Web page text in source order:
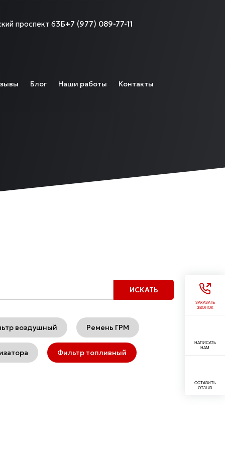
проспект 63Б+7 (977) 089-77-11
Блог Наши работы Контакты
воздушный Ремень ГРМ
Фильтр топливный
ЗАКАЗАТЬ
ЗВОНОК
НАПИСАТЬ
НАМ
ОСТАВИТЬ
ОТЗЫВ